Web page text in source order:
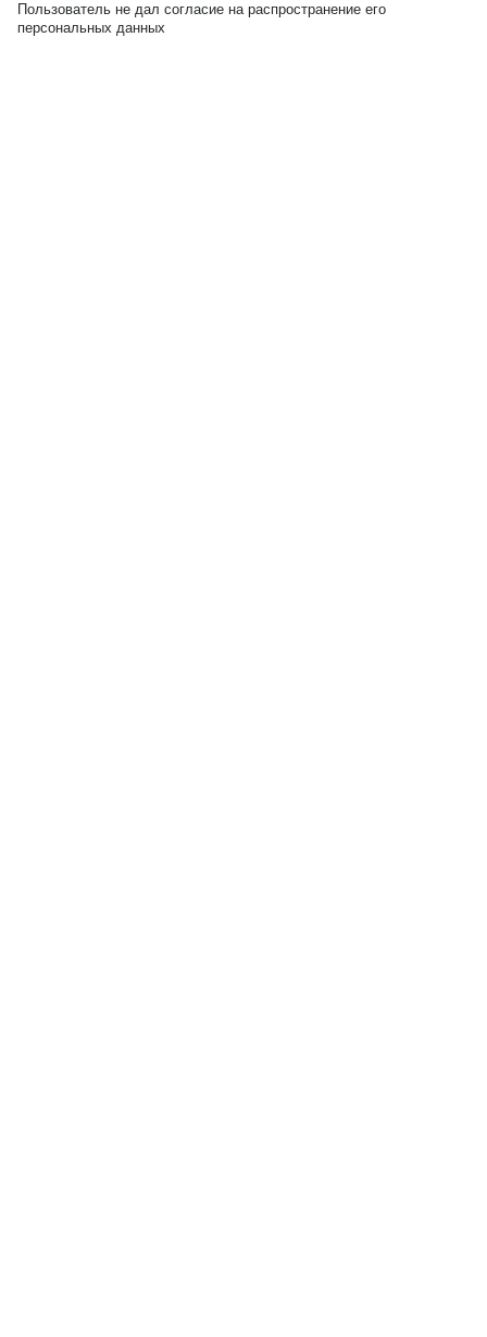
Пользователь не дал согласие на распространение его
персональных данных